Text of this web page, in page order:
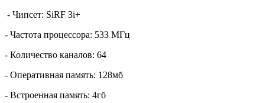
- Чипсет: SiRF 3i+
- Частота процессора: 533 МГц
- Количество каналов: 64
- Оперативная память: 128мб
- Встроенная память: 4гб